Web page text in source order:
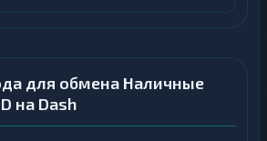
для обмена Наличные
на Dash